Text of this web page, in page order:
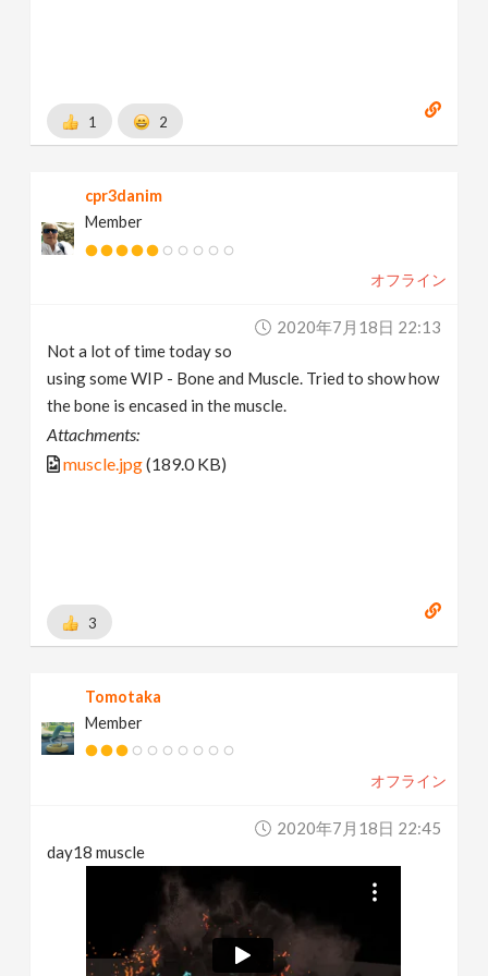
1 2
cpr3danim
Member
オフライン
2020年7月18日 22:13
Not a lot of time today so
using some WIP - Bone and Muscle. Tried to show how
the bone is encased in the muscle.
Attachments:
muscle.jpg(189.0 KB)
3
Tomotaka
Member
オフライン
2020年7月18日 22:45
day18 muscle